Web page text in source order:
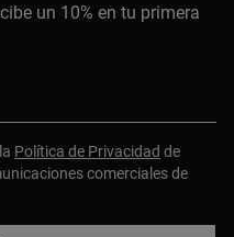
un 10% en tu primera
Política de Privacidad de
comerciales de